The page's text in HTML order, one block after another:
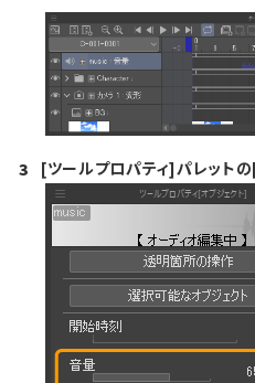
3 [ツールプロパティ]パレットの